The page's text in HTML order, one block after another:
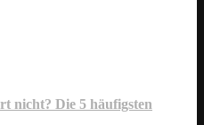
nicht? Die 5 häufigsten